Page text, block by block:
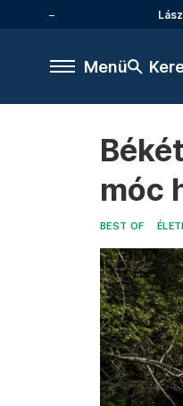
Menü
móc
BEST OF